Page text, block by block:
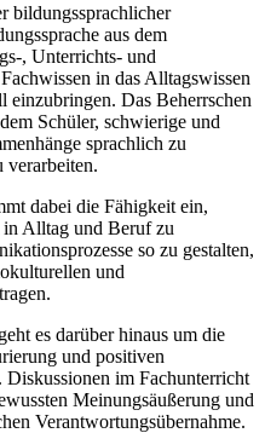
bildungssprachlicher
aus dem
, Unterrichts- und
in das Alltagswissen
einzubringen. Das Beherrschen
Schüler, schwierige und
sprachlich zu
verarbeiten.
dabei die Fähigkeit ein,
in Alltag und Beruf zu
so zu gestalten,
und
es darüber hinaus um die
und positiven
Diskussionen im Fachunterricht
Meinungsäußerung und
Verantwortungsübernahme.